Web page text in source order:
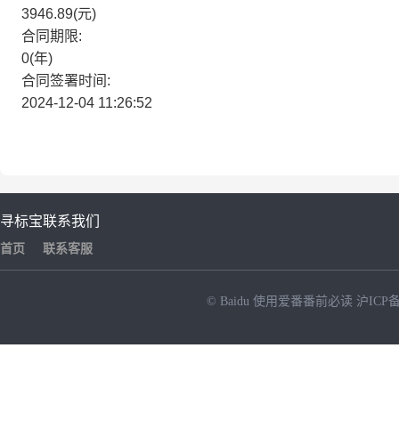
3946.89(元)
合同期限:
0(年)
合同签署时间:
2024-12-04 11:26:52
寻标宝
首页
联系我们
联系客服
© Baidu 使用爱番番前必读 沪ICP